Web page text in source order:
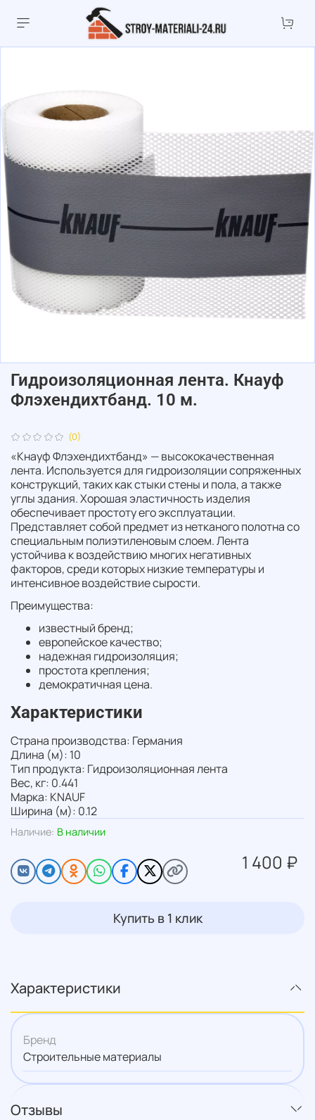
(0)
Наличие: В наличии
Гидроизоляционная лента. Кнауф
Флэхендихтбанд. 10 м.
1 400 ₽
Купить в 1 клик
«Кнауф Флэхендихтбанд» — высококачественная
лента. Используется для гидроизоляции сопряженных
конструкций, таких как стыки стены и пола, а также
углы здания. Хорошая эластичность изделия
обеспечивает простоту его эксплуатации.
Представляет собой предмет из нетканого полотна со
специальным полиэтиленовым слоем. Лента
устойчива к воздействию многих негативных
факторов, среди которых низкие температуры и
интенсивное воздействие сырости.
Преимущества:
известный бренд;
европейское качество;
надежная гидроизоляция;
простота крепления;
демократичная цена.
Характеристики
Страна производства: Германия
Длина (м): 10
Тип продукта: Гидроизоляционная лента
Вес, кг: 0.441
Марка: KNAUF
Ширина (м): 0.12
Характеристики
Бренд
Строительные материалы
Отзывы